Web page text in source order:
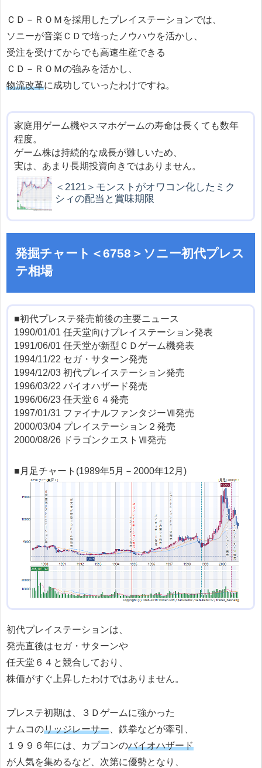
ＣＤ－ＲＯＭを採用したプレイステーションでは、
ソニーが音楽ＣＤで培ったノウハウを活かし、
受注を受けてからでも高速生産できる
ＣＤ－ＲＯＭの強みを活かし、
物流改革に成功していったわけですね。
家庭用ゲーム機やスマホゲームの寿命は長くても数年
程度。
ゲーム株は持続的な成長が難しいため、
実は、あまり長期投資向きではありません。
＜2121＞モンストがオワコン化したミク
シィの配当と賞味期限
発掘チャート＜6758＞ソニー初代プレス
テ相場
■初代プレステ発売前後の主要ニュース
1990/01/01 任天堂向けプレイステーション発表
1991/06/01 任天堂が新型ＣＤゲーム機発表
1994/11/22 セガ・サターン発売
1994/12/03 初代プレイステーション発売
1996/03/22 バイオハザード発売
1996/06/23 任天堂６４発売
1997/01/31 ファイナルファンタジーⅦ発売
2000/03/04 プレイステーション２発売
2000/08/26 ドラゴンクエストⅦ発売
■月足チャート(1989年5月－2000年12月)
初代プレイステーションは、
発売直後はセガ・サターンや
任天堂６４と競合しており、
株価がすぐ上昇したわけではありません。
プレステ初期は、３Ｄゲームに強かった
ナムコのリッジレーサー、鉄拳などが牽引、
１９９６年には、カプコンのバイオハザード
が人気を集めるなど、次第に優勢となり、